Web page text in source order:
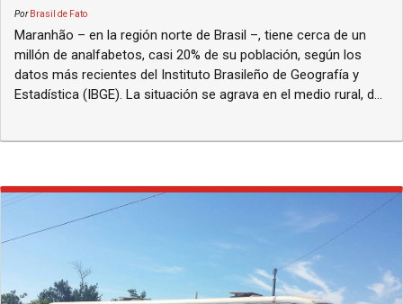
PorBrasil de Fato
Maranhão – en la región norte de Brasil –, tiene cerca de un
millón de analfabetos, casi 20% de su población, según los
datos más recientes del Instituto Brasileño de Geografía y
Estadística (IBGE). La situación se agrava en el medio rural, d...